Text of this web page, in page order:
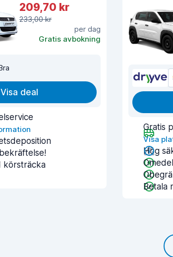
209,70 kr
233,00 kr
per dag
Gratis avbokning
Visa deal
körsträcka
Gratis
Visa
Hög
Betala